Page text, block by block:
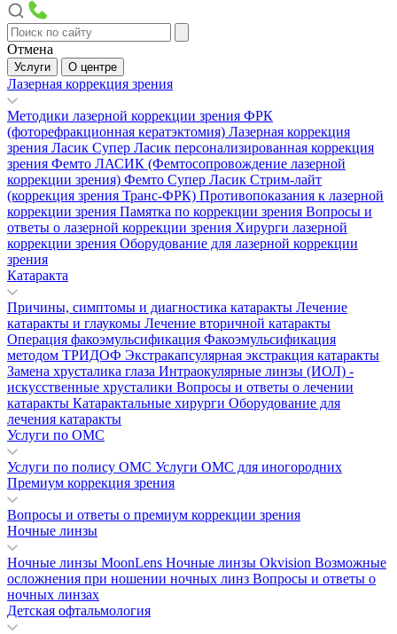
Отмена
Услуги О центре
Лазерная коррекция зрения
Методики лазерной коррекции зрения ФРК
(фоторефракционная кератэктомия) Лазерная коррекция
зрения Ласик Супер Ласик персонализированная коррекция
зрения Фемто ЛАСИК (Фемтосопровождение лазерной
коррекции зрения) Фемто Супер Ласик Стрим-лайт
(коррекция зрения Транс-ФРК) Противопоказания к лазерной
коррекции зрения Памятка по коррекции зрения Вопросы и
ответы о лазерной коррекции зрения Хирурги лазерной
коррекции зрения Оборудование для лазерной коррекции
зрения
Катаракта
Причины, симптомы и диагностика катаракты Лечение
катаракты и глаукомы Лечение вторичной катаракты
Операция факоэмульсификация Факоэмульсификация
методом ТРИДОФ Экстракапсулярная экстракция катаракты
Замена хрусталика глаза Интраокулярные линзы (ИОЛ) -
искусственные хрусталики Вопросы и ответы о лечении
катаракты Катарактальные хирурги Оборудование для
лечения катаракты
Услуги по ОМС
Услуги по полису ОМС Услуги ОМС для иногородних
Премиум коррекция зрения
Вопросы и ответы о премиум коррекции зрения
Ночные линзы
Ночные линзы MoonLens Ночные линзы Okvision Возможные
осложнения при ношении ночных линз Вопросы и ответы о
ночных линзах
Детская офтальмология